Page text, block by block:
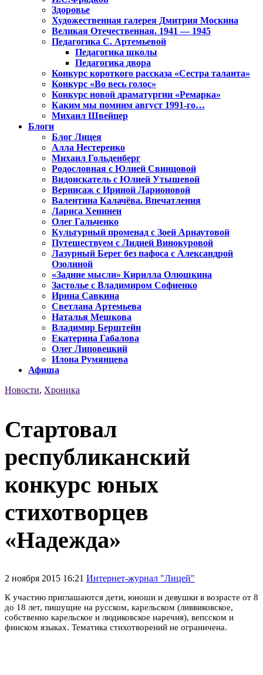
Здоровье
Художественная галерея Дмитрия Москина
Великая Отечественная. 1941 — 1945
Педагогика С. Артемьевой
Педагогика школы
Педагогика двора
Конкурс короткого рассказа «Сестра таланта»
Конкурс «Во весь голос»
Конкурс новой драматургии «Ремарка»
Каким мы помним август 1991-го…
Михаил Швейцер
Блоги
Блог Лицея
Алла Нестеренко
Михаил Гольденберг
Родословная с Юлией Свинцовой
Видоискатель с Юлией Утышевой
Вернисаж с Ириной Ларионовой
Валентина Калачёва. Впечатления
Лариса Хенинен
Олег Гальченко
Культурный променад с Зоей Арнаутовой
Путешествуем с Лидией Винокуровой
Лазурный Берег без пафоса с Александрой
Озолиной
«Задние мысли» Кирилла Олюшкина
Застолье с Владимиром Софиенко
Ирина Савкина
Светлана Артемьева
Наталья Мешкова
Владимир Берштейн
Екатерина Габалова
Олег Липовецкий
Илона Румянцева
Афиша
Новости, Хроника
Стартовал
республиканский
конкурс юных
стихотворцев
«Надежда»
2 ноября 2015 16:21 Интернет-журнал "Лицей"
К участию приглашаются дети, юноши и девушки в возрасте от 8
до 18 лет, пишущие на русском, карельском (ливвиковское,
собственно карельское и людиковское наречия), вепсском и
финском языках. Тематика стихотворений не ограничена.